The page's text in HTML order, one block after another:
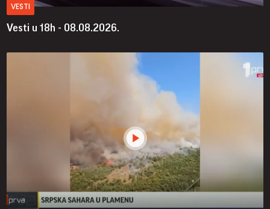
VESTI
Vesti u 18h - 08.08.2026.